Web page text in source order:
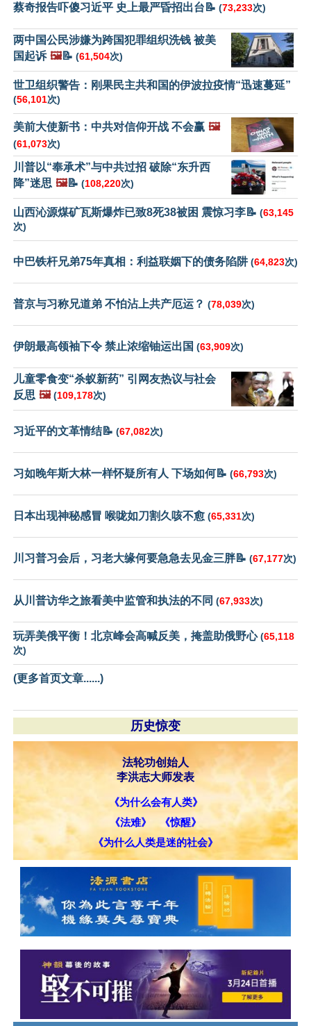
蔡奇报告吓傻习近平 史上最严昏招出台📝 (73,233次)
两中国公民涉嫌为跨国犯罪组织洗钱 被美
国起诉 🖼️📝 (61,504次)
世卫组织警告：刚果民主共和国的伊波拉疫情“迅速蔓延”
(56,101次)
美前大使新书：中共对信仰开战 不会赢 🖼️
(61,073次)
川普以“奉承术”与中共过招 破除“东升西
降”迷思 🖼️📝 (108,220次)
山西沁源煤矿瓦斯爆炸已致8死38被困 震惊习李📝 (63,145
次)
中巴铁杆兄弟75年真相：利益联姻下的债务陷阱(64,823次)
普京与习称兄道弟 不怕沾上共产厄运？ (78,039次)
伊朗最高领袖下令 禁止浓缩铀运出国 (63,909次)
儿童零食变“杀蚁新药” 引网友热议与社会
反思 🖼️ (109,178次)
习近平的文革情结📝 (67,082次)
习如晚年斯大林一样怀疑所有人 下场如何📝 (66,793次)
日本出现神秘感冒 喉咙如刀割久咳不愈 (65,331次)
川习普习会后，习老大缘何要急急去见金三胖📝 (67,177次)
从川普访华之旅看美中监管和执法的不同 (67,933次)
玩弄美俄平衡！北京峰会高喊反美，掩盖助俄野心(65,118
次)
(更多首页文章......)
历史惊变
法轮功创始人
李洪志大师发表
《为什么会有人类》
《法难》
《惊醒》
《为什么人类是迷的社会》